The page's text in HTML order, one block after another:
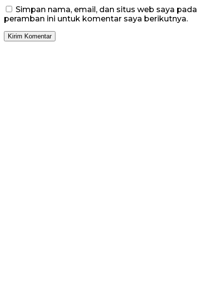
Simpan nama, email, dan situs web saya pada
peramban ini untuk komentar saya berikutnya.